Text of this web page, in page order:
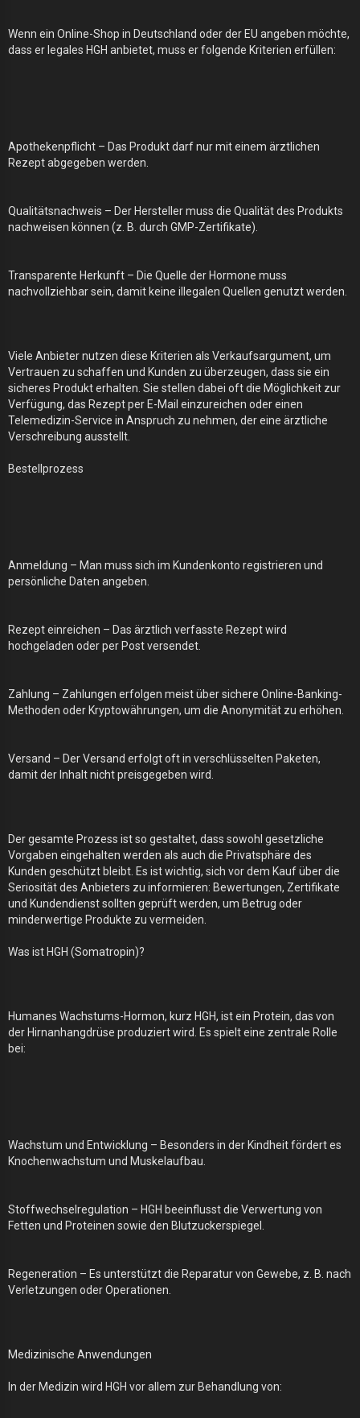
Wenn ein Online-Shop in Deutschland oder der EU angeben möchte,
dass er legales HGH anbietet, muss er folgende Kriterien erfüllen:
Apothekenpflicht – Das Produkt darf nur mit einem ärztlichen
Rezept abgegeben werden.
Qualitätsnachweis – Der Hersteller muss die Qualität des Produkts
nachweisen können (z. B. durch GMP-Zertifikate).
Transparente Herkunft – Die Quelle der Hormone muss
nachvollziehbar sein, damit keine illegalen Quellen genutzt werden.
Viele Anbieter nutzen diese Kriterien als Verkaufsargument, um
Vertrauen zu schaffen und Kunden zu überzeugen, dass sie ein
sicheres Produkt erhalten. Sie stellen dabei oft die Möglichkeit zur
Verfügung, das Rezept per E-Mail einzureichen oder einen
Telemedizin-Service in Anspruch zu nehmen, der eine ärztliche
Verschreibung ausstellt.
Bestellprozess
Anmeldung – Man muss sich im Kundenkonto registrieren und
persönliche Daten angeben.
Rezept einreichen – Das ärztlich verfasste Rezept wird
hochgeladen oder per Post versendet.
Zahlung – Zahlungen erfolgen meist über sichere Online-Banking-
Methoden oder Kryptowährungen, um die Anonymität zu erhöhen.
Versand – Der Versand erfolgt oft in verschlüsselten Paketen,
damit der Inhalt nicht preisgegeben wird.
Der gesamte Prozess ist so gestaltet, dass sowohl gesetzliche
Vorgaben eingehalten werden als auch die Privatsphäre des
Kunden geschützt bleibt. Es ist wichtig, sich vor dem Kauf über die
Seriosität des Anbieters zu informieren: Bewertungen, Zertifikate
und Kundendienst sollten geprüft werden, um Betrug oder
minderwertige Produkte zu vermeiden.
Was ist HGH (Somatropin)?
Humanes Wachstums-Hormon, kurz HGH, ist ein Protein, das von
der Hirnanhangdrüse produziert wird. Es spielt eine zentrale Rolle
bei:
Wachstum und Entwicklung – Besonders in der Kindheit fördert es
Knochenwachstum und Muskelaufbau.
Stoffwechselregulation – HGH beeinflusst die Verwertung von
Fetten und Proteinen sowie den Blutzuckerspiegel.
Regeneration – Es unterstützt die Reparatur von Gewebe, z. B. nach
Verletzungen oder Operationen.
Medizinische Anwendungen
In der Medizin wird HGH vor allem zur Behandlung von: